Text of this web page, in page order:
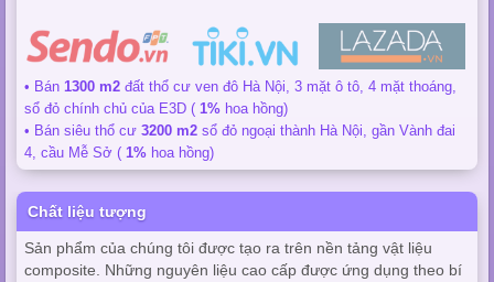
• Bán 1300 m2 đất thổ cư ven đô Hà Nội, 3 mặt ô tô, 4 mặt thoáng,
sổ đỏ chính chủ của E3D ( 1% hoa hồng)
• Bán siêu thổ cư 3200 m2 sổ đỏ ngoại thành Hà Nội, gần Vành đai
4, cầu Mễ Sở ( 1% hoa hồng)
Chất liệu tượng
Sản phẩm của chúng tôi được tạo ra trên nền tảng vật liệu
composite. Những nguyên liệu cao cấp được ứng dụng theo bí